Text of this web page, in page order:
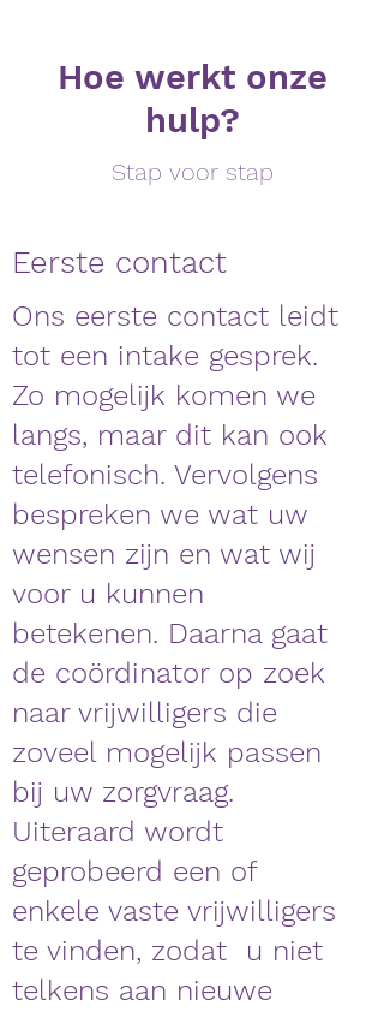
Hoe werkt onze
hulp?
Stap voor stap
Eerste contact
Ons eerste contact leidt
tot een intake gesprek.
Zo mogelijk komen we
langs, maar dit kan ook
telefonisch. Vervolgens
bespreken we wat uw
wensen zijn en wat wij
voor u kunnen
betekenen. Daarna gaat
de coördinator op zoek
naar vrijwilligers die
zoveel mogelijk passen
bij uw zorgvraag.
Uiteraard wordt
geprobeerd een of
enkele vaste vrijwilligers
te vinden, zodat u niet
telkens aan nieuwe